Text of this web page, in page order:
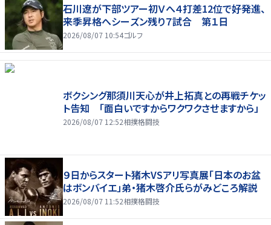
石川遼が下部ツアー初Ｖへ４打差12位で好発進、
来季昇格へシーズン残り７試合 第１日
2026/08/07 10:54ゴルフ
ボクシング那須川天心が井上拓真との再戦チケッ
ト告知 「面白いですからワクワクさせますから」
2026/08/07 12:52相撲格闘技
９日からスタート猪木VSアリ写真展「日本のお盆
はボンバイエ」弟・猪木啓介氏らがみどころ解説
2026/08/07 11:52相撲格闘技